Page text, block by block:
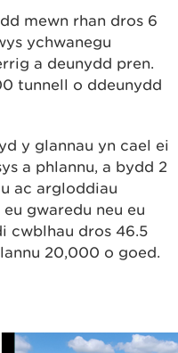
mewn rhan dros 6
ychwanegu
a deunydd pren.
tunnell o ddeunydd
y glannau yn cael ei
a phlannu, a bydd 2
ac argloddiau
gwaredu neu eu
cwblhau dros 46.5
20,000 o goed.